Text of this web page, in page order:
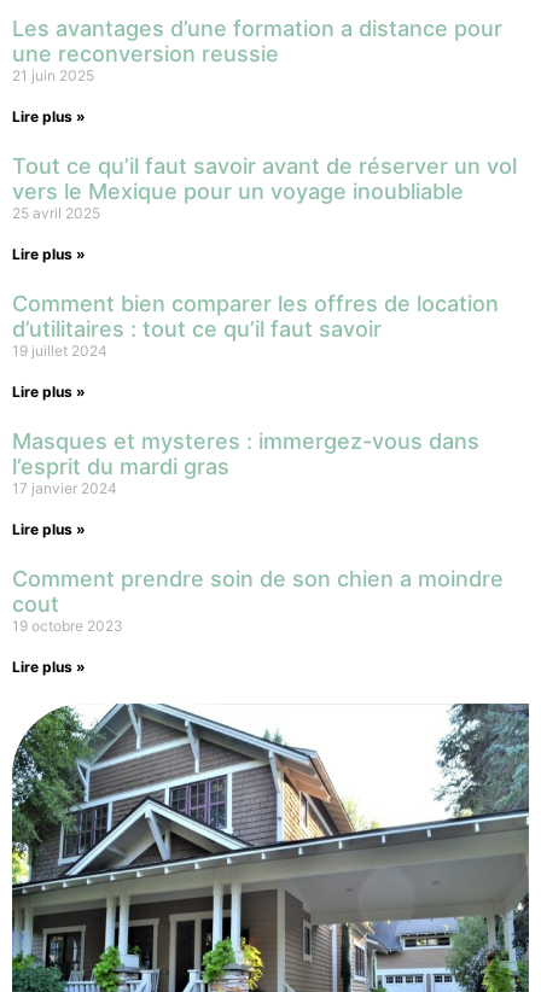
Les avantages d’une formation a distance pour
une reconversion reussie
21 juin 2025
Lire plus »
Tout ce qu’il faut savoir avant de réserver un vol
vers le Mexique pour un voyage inoubliable
25 avril 2025
Lire plus »
Comment bien comparer les offres de location
d’utilitaires : tout ce qu’il faut savoir
19 juillet 2024
Lire plus »
Masques et mysteres : immergez-vous dans
l’esprit du mardi gras
17 janvier 2024
Lire plus »
Comment prendre soin de son chien a moindre
cout
19 octobre 2023
Lire plus »